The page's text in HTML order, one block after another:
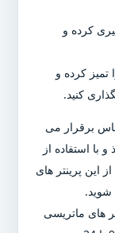
کرده و
تمیز کرده و
کنید.
برقرار می
با استفاده از
این پرینتر های
شوید.
های ماتریسی